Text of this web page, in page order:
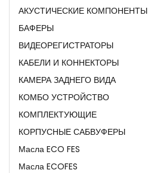
АКУСТИЧЕСКИЕ КОМПОНЕНТЫ
БАФЕРЫ
ВИДЕОРЕГИСТРАТОРЫ
КАБЕЛИ И КОННЕКТОРЫ
КАМЕРА ЗАДНЕГО ВИДА
КОМБО УСТРОЙСТВО
КОМПЛЕКТУЮЩИЕ
КОРПУСНЫЕ САБВУФЕРЫ
Масла ECO FES
Масла ECOFES